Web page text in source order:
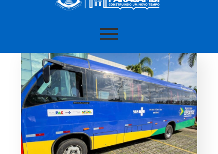
o
conteúdo